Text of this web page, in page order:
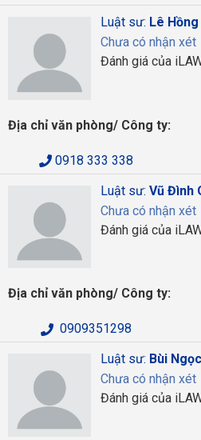
Luật sư: Lê Hồng
Chưa có nhận xét
Đánh giá của
Địa chỉ văn phòng/ Công ty:
0918 333 338
Luật sư: Vũ Đình
Chưa có nhận xét
Đánh giá của
Địa chỉ văn phòng/ Công ty:
0909351298
Luật sư: Bùi
Chưa có nhận xét
Đánh giá của